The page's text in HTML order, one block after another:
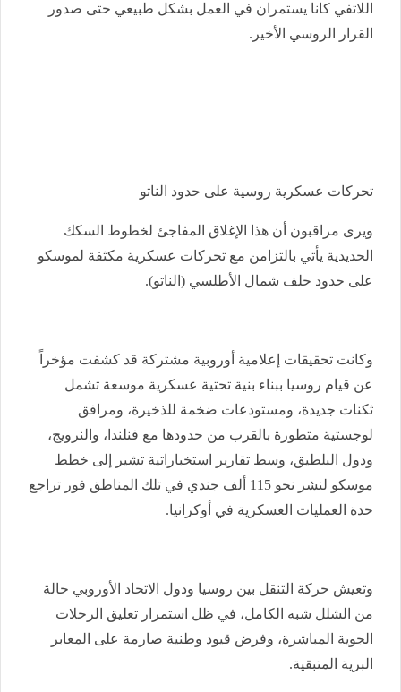
اللاتفي كانا يستمران في العمل بشكل طبيعي حتى صدور
القرار الروسي الأخير.
تحركات عسكرية روسية على حدود الناتو
ويرى مراقبون أن هذا الإغلاق المفاجئ لخطوط السكك
الحديدية يأتي بالتزامن مع تحركات عسكرية مكثفة لموسكو
على حدود حلف شمال الأطلسي (الناتو).
وكانت تحقيقات إعلامية أوروبية مشتركة قد كشفت مؤخراً
عن قيام روسيا ببناء بنية تحتية عسكرية موسعة تشمل
ثكنات جديدة، ومستودعات ضخمة للذخيرة، ومرافق
لوجستية متطورة بالقرب من حدودها مع فنلندا، والنرويج،
ودول البلطيق، وسط تقارير استخباراتية تشير إلى خطط
موسكو لنشر نحو 115 ألف جندي في تلك المناطق فور تراجع
حدة العمليات العسكرية في أوكرانيا.
وتعيش حركة التنقل بين روسيا ودول الاتحاد الأوروبي حالة
من الشلل شبه الكامل، في ظل استمرار تعليق الرحلات
الجوية المباشرة، وفرض قيود وطنية صارمة على المعابر
البرية المتبقية.